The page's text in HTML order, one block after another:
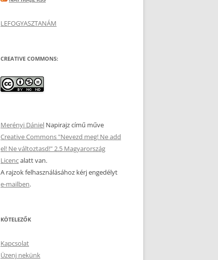
LEFOGYASZTANÁM
CREATIVE COMMONS:
Merényi Dániel Napirajzcímű műve
Creative Commons "Nevezd meg! Ne add
el! Ne változtasd!" 2.5 Magyarország
Licencalatt van.
A rajzok felhasználásához kérj engedélyt
e-mailben.
KÖTELEZŐK
Kapcsolat
Üzenj nekünk